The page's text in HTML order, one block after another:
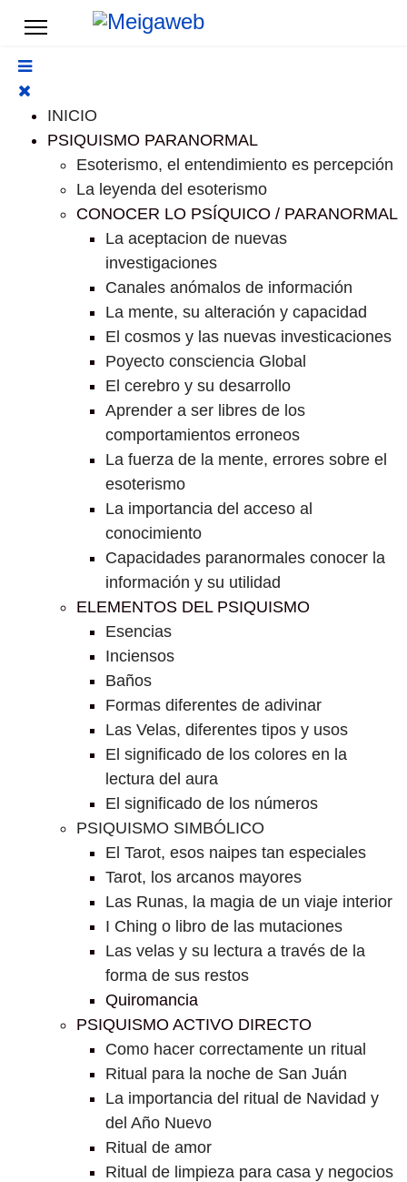
INICIO
PSIQUISMO PARANORMAL
Esoterismo, el entendimiento es percepción
La leyenda del esoterismo
CONOCER LO PSÍQUICO / PARANORMAL
La aceptacion de nuevas
investigaciones
Canales anómalos de información
La mente, su alteración y capacidad
El cosmos y las nuevas investicaciones
Poyecto consciencia Global
El cerebro y su desarrollo
Aprender a ser libres de los
comportamientos erroneos
La fuerza de la mente, errores sobre el
esoterismo
La importancia del acceso al
conocimiento
Capacidades paranormales conocer la
información y su utilidad
ELEMENTOS DEL PSIQUISMO
Esencias
Inciensos
Baños
Formas diferentes de adivinar
Las Velas, diferentes tipos y usos
El significado de los colores en la
lectura del aura
El significado de los números
PSIQUISMO SIMBÓLICO
El Tarot, esos naipes tan especiales
Tarot, los arcanos mayores
Las Runas, la magia de un viaje interior
I Ching o libro de las mutaciones
Las velas y su lectura a través de la
forma de sus restos
Quiromancia
PSIQUISMO ACTIVO DIRECTO
Como hacer correctamente un ritual
Ritual para la noche de San Juán
La importancia del ritual de Navidad y
del Año Nuevo
Ritual de amor
Ritual de limpieza para casa y negocios